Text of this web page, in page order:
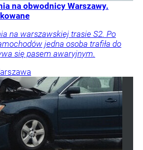
na obwodnicy Warszawy.
na warszawskiej trasie S2. Po
jedna osoba trafiła do
się pasem awaryjnym.